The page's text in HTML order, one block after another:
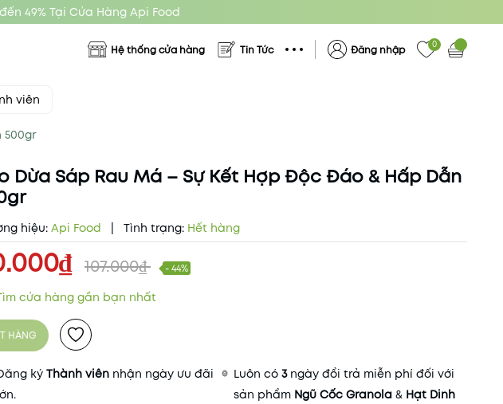
49% Tại Cửa Hàng Api Food
Hệ thống cửa hàng Tin Tức Đăng nhập 0
viên
500gr
Dừa Sáp Rau Má – Sự Kết Hợp Độc Đáo & Hấp Dẫn
hiệu: Api Food Tình trạng: Hết hàng
107.000₫ - 44%
cửa hàng gần bạn nhất
HÀNG
ký Thành viênnhận ngày ưu đãi
Luôn có3 ngày đổi trả miễn phí đối với
sản phẩm Ngũ Cốc Granola & Hạt Dinh